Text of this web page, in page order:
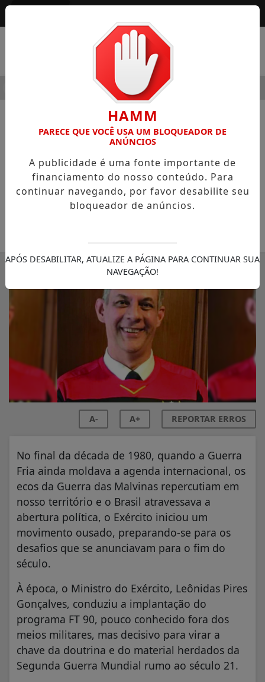
HOSPITAL SAMARITANO HIGIENÓPOLIS
COLUNISTAS
Da FT 90 ao FORÇA 40: a longa
adaptação
Colunista *General Otávio Santana do
Rêgo Barros
A- A+ REPORTAR ERROS
No final da década de 1980, quando a Guerra
Fria ainda moldava a agenda internacional, os
ecos da Guerra das Malvinas repercutiam em
nosso território e o Brasil atravessava a
abertura política, o Exército iniciou um
movimento ousado, preparando-se para os
desafios que se anunciavam para o fim do
século.
À época, o Ministro do Exército, Leônidas Pires
Gonçalves, conduziu a implantação do
programa FT 90, pouco conhecido fora dos
meios militares, mas decisivo para virar a
chave da doutrina e do material herdados da
Segunda Guerra Mundial rumo ao século 21.
HAMM
PARECE QUE VOCÊ USA UM BLOQUEADOR DE
ANÚNCIOS
A publicidade é uma fonte importante de
financiamento do nosso conteúdo. Para
continuar navegando, por favor desabilite seu
bloqueador de anúncios.
APÓS DESABILITAR, ATUALIZE A PÁGINA PARA CONTINUAR SUA
NAVEGAÇÃO!